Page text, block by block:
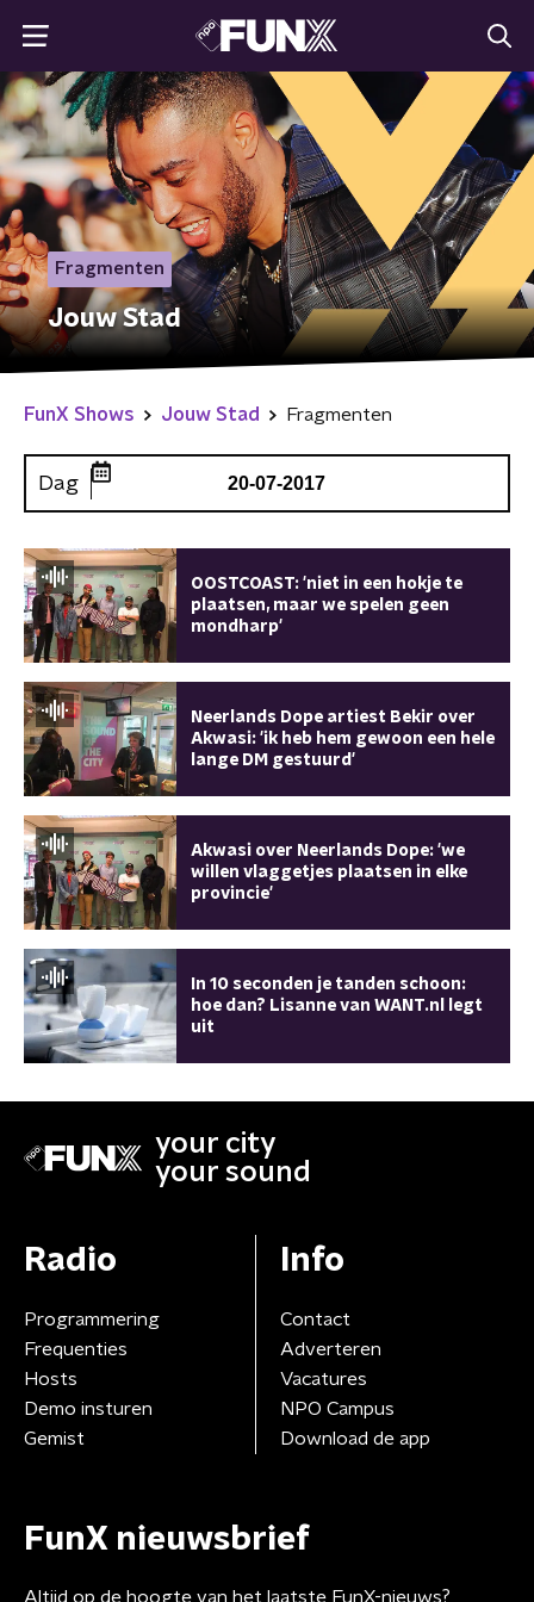
Fragmenten
Jouw Stad
FunX Shows Jouw Stad Fragmenten
Dag 20-07-2017
OOSTCOAST: 'niet in een hokje te
plaatsen, maar we spelen geen
mondharp'
Neerlands Dope artiest Bekir over
Akwasi: 'ik heb hem gewoon een hele
lange DM gestuurd'
Akwasi over Neerlands Dope: 'we
willen vlaggetjes plaatsen in elke
provincie'
In 10 seconden je tanden schoon:
hoe dan? Lisanne van WANT.nl legt
uit
your city
your sound
Radio
Programmering
Frequenties
Hosts
Demo insturen
Gemist
Info
Contact
Adverteren
Vacatures
NPO Campus
Download de app
FunX nieuwsbrief
Altijd op de hoogte van het laatste FunX-nieuws?